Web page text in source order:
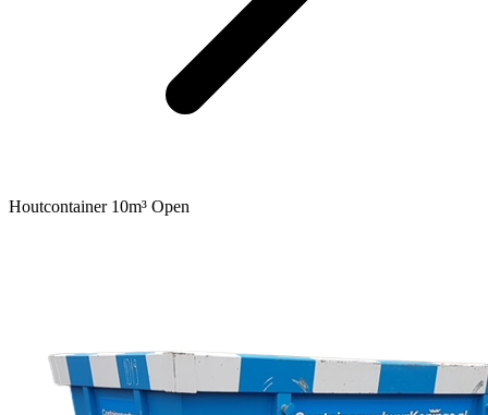
Houtcontainer 10m³ Open